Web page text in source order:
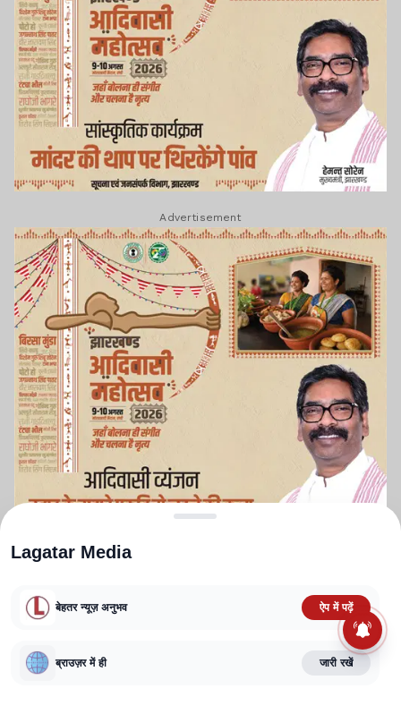
Advertisement
TERMS AND CONDITIONS
CORRECTIONS POLICY
FACT CHECKING POLICY
Lagatar Media Pvt. Ltd.
Lagatar Media
बेहतर न्यूज़ अनुभव ऐप में पढ़ें
ब्राउज़र में ही जारी रखें